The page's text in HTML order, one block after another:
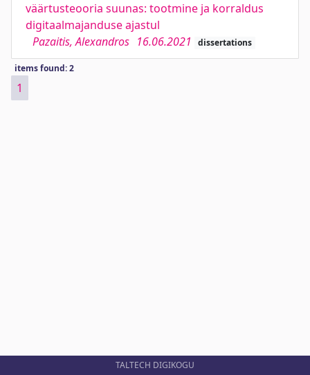
väärtusteooria suunas: tootmine ja korraldus
digitaalmajanduse ajastul
Pazaitis, Alexandros 16.06.2021 dissertations
items found: 2
1
TALTECH DIGIKOGU